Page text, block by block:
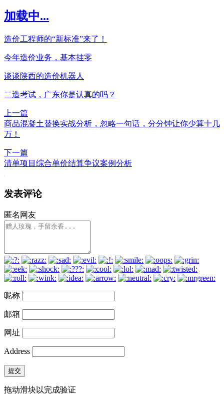
加载中...
造价工程师的“新标准”来了！
今年造价业务，基本挂零
谈谈陕西的造价机器人
二造考试，广东你是认真的吗？
上一篇
商品混凝土替换实战分析，忽略一句话，分分钟让你少算十几
万！
下一篇
清单项目综合单价结算争议案例分析
发表评论
匿名网友
昵称
邮箱
网址
Address
提交
拖动滑块以完成验证